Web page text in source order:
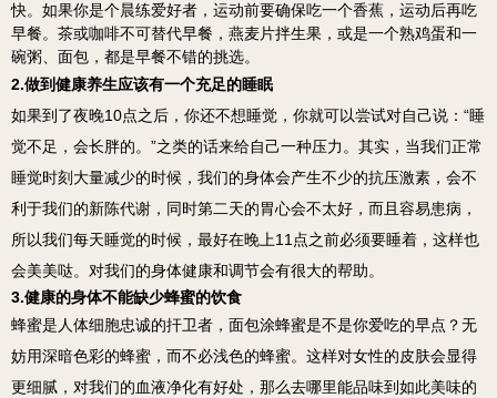
快。如果你是个晨练爱好者，运动前要确保吃一个香蕉，运动后再吃
早餐。茶或咖啡不可替代早餐，燕麦片拌生果，或是一个熟鸡蛋和一
碗粥、面包，都是早餐不错的挑选。
2.做到健康养生应该有一个充足的睡眠
如果到了夜晚10点之后，你还不想睡觉，你就可以尝试对自己说：“睡
觉不足，会长胖的。”之类的话来给自己一种压力。其实，当我们正常
睡觉时刻大量减少的时候，我们的身体会产生不少的抗压激素，会不
利于我们的新陈代谢，同时第二天的胃心会不太好，而且容易患病，
所以我们每天睡觉的时候，最好在晚上11点之前必须要睡着，这样也
会美美哒。对我们的身体健康和调节会有很大的帮助。
3.健康的身体不能缺少蜂蜜的饮食
蜂蜜是人体细胞忠诚的扞卫者，面包涂蜂蜜是不是你爱吃的早点？无
妨用深暗色彩的蜂蜜，而不必浅色的蜂蜜。这样对女性的皮肤会显得
更细腻，对我们的血液净化有好处，那么去哪里能品味到如此美味的